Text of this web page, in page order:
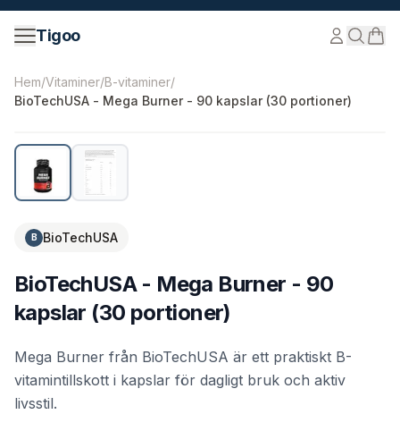
Hoppa till innehåll
Tigoo
©2026Nutri Nordic AB.
Hem/Vitaminer/B-vitaminer/
BioTechUSA - Mega Burner - 90 kapslar (30 portioner)
B BioTechUSA
BioTechUSA - Mega Burner - 90
kapslar (30 portioner)
Mega Burner från BioTechUSA är ett praktiskt B-
vitamintillskott i kapslar för dagligt bruk och aktiv
livsstil.